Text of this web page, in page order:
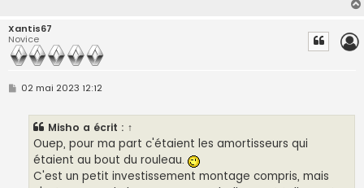
Xantis67
Novice
M
02 mai 2023 12:12
Misho a écrit : ↑
Ouep, pour ma part c'étaient les amortisseurs qui
étaient au bout du rouleau.
C'est un petit investissement montage compris, mais